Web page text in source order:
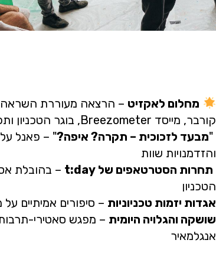
מחלום לאקזיט – הרצאה מעוררת השראה
קורבר, מייסד Breezometer, בוגר הטכניון ותכנית BIZTEC
"מבעד לזכוכית – תקרה? איפה?" – פאנל על
והזדמנויות שוות
תחרות הסטרטאפים של t:day
– בהובלת
הטכניון
אגדות יזמות טכניוניות – סיפורים אמיתיים
שושקה והגלויה היומית – מפגש סאטירי-
אנגלמאיר